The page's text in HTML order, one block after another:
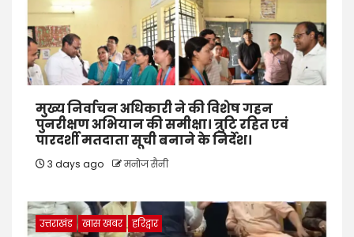
मुख्य निर्वाचन अधिकारी ने की विशेष गहन
पुनरीक्षण अभियान की समीक्षा। त्रुटि रहित एवं
पारदर्शी मतदाता सूची बनाने के निर्देश।
3 days ago मनोज सैनी
उत्तराखंड खास खबर हरिद्वार